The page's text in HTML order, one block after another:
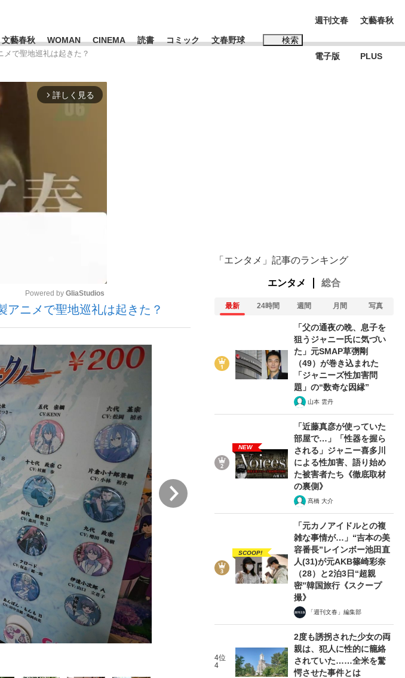
「クマが悪者扱いされているのが悲しい」『北の国から』倉本聰氏（91...
見る
いまさら聞けない資産運用のすべて
見る
文藝春秋 WOMAN CINEMA 読書 コミック 文春野球 検索
#森岡毅
週刊文春
電子版
文藝春秋
PLUS
メで聖地巡礼は起きた？
arrow_forward_ios 詳しく見る
Mute
Powered by GliaStudios
ニメで聖地巡礼は起きた？
「エンタメ」記事のランキング
エンタメ 総合
最新 24時間 週間 月間 写真
「父の通夜の晩、息子を
狙うジャニー氏に気づい
た」元SMAP草彅剛
（49）が巻き込まれた
「ジャニーズ性加害問
題」の“数奇な因縁”
山本 雲丹
NEW
「近藤真彦が使っていた
部屋で…」「性器を握ら
される」ジャニー喜多川
による性加害、語り始め
た被害者たち《徹底取材
の裏側》
髙橋 大介
SCOOP!
「元カノアイドルとの複
雑な事情が…」“吉本の美
容番長”レインボー池田直
人(31)が元AKB篠崎彩奈
（28）と2泊3日“超親
密”韓国旅行《スクープ
撮》
「週刊文春」編集部
4位
4
2度も誘拐された少女の両
親は、犯人に性的に籠絡
されていた……全米を驚
愕させた事件とは